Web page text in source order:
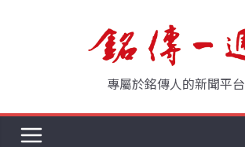
專屬於銘傳人的新聞平台